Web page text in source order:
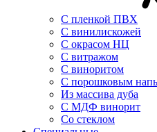
С пленкой ПВХ
С винилискожей
С окрасом НЦ
С витражом
С виноритом
С порошковым
Из массива дуба
С МДФ винорит
Со стеклом